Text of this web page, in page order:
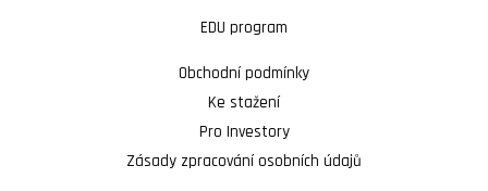
EDU program
Obchodní podmínky
Ke stažení
Pro Investory
Zásady zpracování osobních údajů